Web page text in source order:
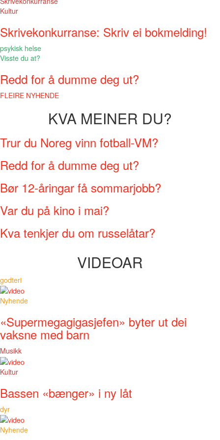
Kultur
Skrivekonkurranse: Skriv ei bokmelding!
psykisk helse
Visste du at?
Redd for å dumme deg ut?
FLEIRE NYHENDE
KVA MEINER DU?
Trur du Noreg vinn fotball-VM?
Redd for å dumme deg ut?
Bør 12-åringar få sommarjobb?
Var du på kino i mai?
Kva tenkjer du om russelåtar?
VIDEOAR
godteri
Nyhende
«Supermegagigasjefen» byter ut dei
vaksne med barn
Musikk
Kultur
Bassen «bænger» i ny låt
dyr
Nyhende